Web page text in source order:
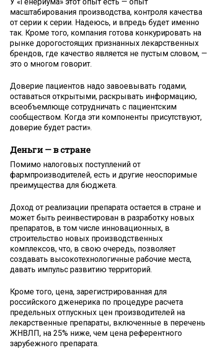
У «Генериума» этот опыт есть — опыт
масштабирования производства, контроля качества
от серии к серии. Надеюсь, и впредь будет именно
так. Кроме того, компания готова конкурировать на
рынке дорогостоящих признанных лекарственных
брендов, где качество является не пустым словом, —
это о многом говорит.
Доверие пациентов надо завоевывать годами,
оставаться открытыми, раскрывать информацию,
всеобъемлюще сотрудничать с пациентским
сообществом. Когда эти компоненты присутствуют,
доверие будет расти».
Деньги — в стране
Помимо налоговых поступлений от
фармпроизводителей, есть и другие неоспоримые
преимущества для бюджета.
Доход от реализации препарата остается в стране и
может быть реинвестирован в разработку новых
препаратов, в том числе инновационных, в
строительство новых производственных
комплексов, что, в свою очередь, позволяет
создавать высокотехнологичные рабочие места,
давать импульс развитию территорий.
Кроме того, цена, зарегистрированная для
российского дженерика по процедуре расчета
предельных отпускных цен производителей на
лекарственные препараты, включенные в перечень
ЖНВЛП, на 25% ниже, чем цена референтного
зарубежного препарата.